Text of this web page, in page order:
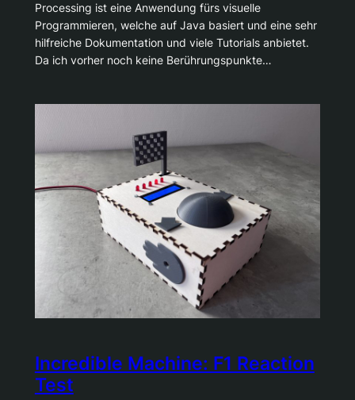
Processing ist eine Anwendung fürs visuelle
Programmieren, welche auf Java basiert und eine sehr
hilfreiche Dokumentation und viele Tutorials anbietet.
Da ich vorher noch keine Berührungspunkte…
Incredible Machine: F1 Reaction
Test